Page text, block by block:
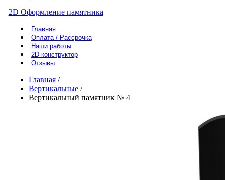
2D Оформление памятника
Главная
Оплата / Рассрочка
Наши работы
2D-конструктор
Отзывы
Главная /
Вертикальные /
Вертикальный памятник № 4